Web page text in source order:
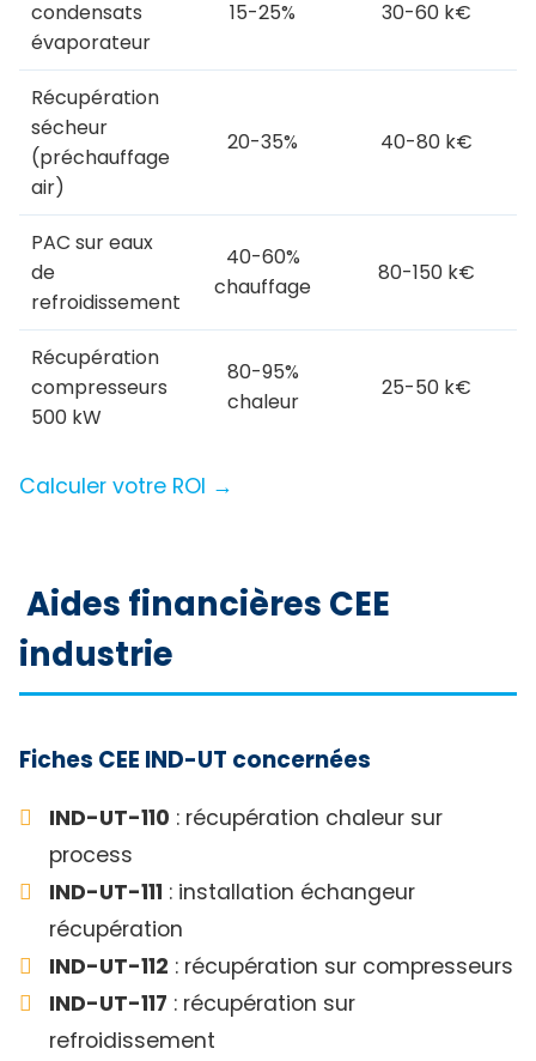
condensats
évaporateur
15-25% 30-60 k€
Récupération
sécheur
(préchauffage
air)
20-35% 40-80 k€
PAC sur eaux
de
refroidissement
40-60%
chauffage
80-150 k€
Récupération
compresseurs
500 kW
80-95%
chaleur
25-50 k€
Calculer votre ROI →
Aides financières CEE
industrie
Fiches CEE IND-UT concernées
IND-UT-110 : récupération chaleur sur
process
IND-UT-111 : installation échangeur
récupération
IND-UT-112 : récupération sur compresseurs
IND-UT-117 : récupération sur
refroidissement